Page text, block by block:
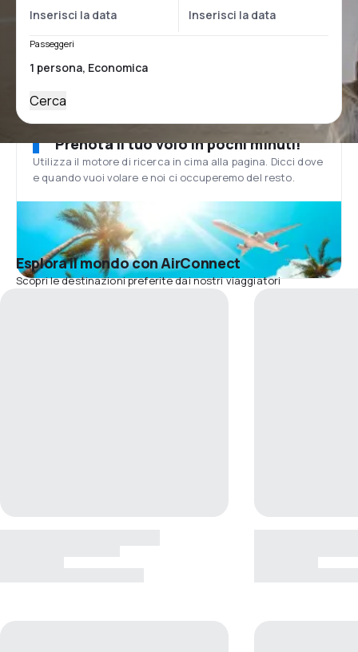
Passeggeri
Cerca
Prenota il tuo volo in pochi minuti!
Utilizza il motore di ricerca in cima alla pagina. Dicci dove
e quando vuoi volare e noi ci occuperemo del resto.
Esplora il mondo con AirConnect
Scopri le destinazioni preferite dai nostri viaggiatori